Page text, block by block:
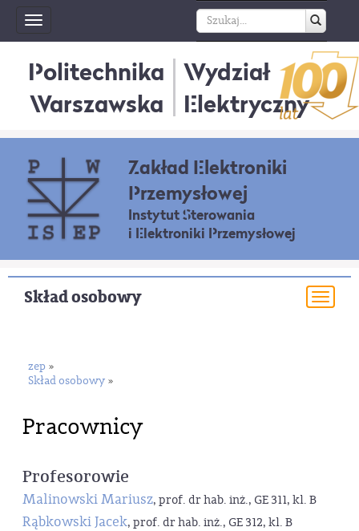
Toggle
navigation
Politechnika
Warszawska
Wydział
Elektryczny
Zakład Elektroniki
Przemysłowej
Instytut Sterowania
i Elektroniki Przemysłowej
Skład osobowy
zep »
Skład osobowy »
Pracownicy
Profesorowie
Malinowski Mariusz, prof. dr hab. inż., GE 311, kl. B
Rąbkowski Jacek, prof. dr hab. inż., GE 312, kl. B